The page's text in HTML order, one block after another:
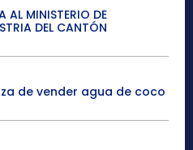
AL MINISTERIO DE
DEL CANTÓN
de vender agua de coco